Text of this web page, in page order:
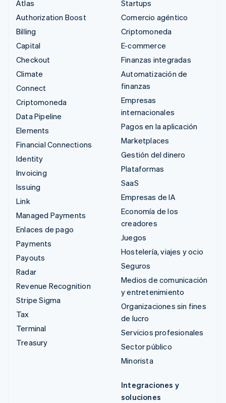
Atlas
Authorization Boost
Billing
Capital
Checkout
Climate
Connect
Criptomoneda
Data Pipeline
Elements
Financial Connections
Identity
Invoicing
Issuing
Link
Managed Payments
Enlaces de pago
Payments
Payouts
Radar
Revenue Recognition
Stripe Sigma
Tax
Terminal
Treasury
Startups
Comercio agéntico
Criptomoneda
E-commerce
Finanzas integradas
Automatización de
finanzas
Empresas
internacionales
Pagos en la aplicación
Marketplaces
Gestión del dinero
Plataformas
SaaS
Empresas de IA
Economía de los
creadores
Juegos
Hostelería, viajes y ocio
Seguros
Medios de comunicación
y entretenimiento
Organizaciones sin fines
de lucro
Servicios profesionales
Sector público
Minorista
Integraciones y
soluciones